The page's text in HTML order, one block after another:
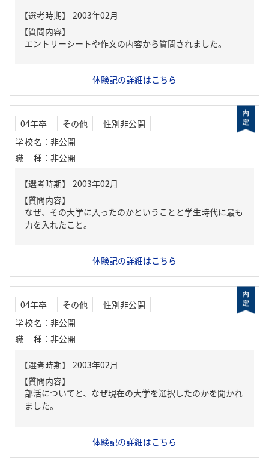
【質問内容】
エントリーシートや作文の内容から質問されました。
体験記の詳細はこちら
04年卒 その他
性別非公開
学校名 ： 非公開
職種 ： 非公開
【質問内容】
なぜ、その大学に入ったのかということと学生時代に最も
力を入れたこと。
体験記の詳細はこちら
04年卒 その他
性別非公開
学校名 ： 非公開
職種 ： 非公開
【質問内容】
部活についてと、なぜ現在の大学を選択したのかを聞かれ
ました。
体験記の詳細はこちら